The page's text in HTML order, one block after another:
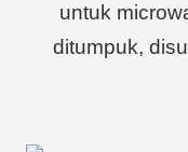
untuk
ditumpuk,